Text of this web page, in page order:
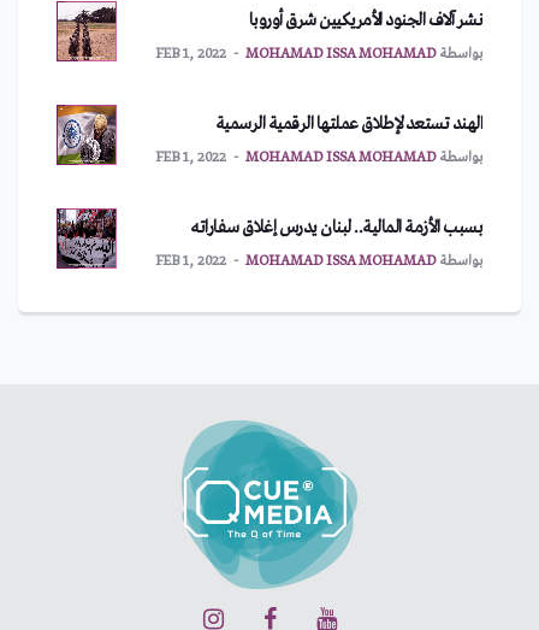
نشر آلاف الجنود الأمريكيين شرق أوروبا
بواسطةMOHAMAD ISSA MOHAMAD
FEB 1, 2022
الهند تستعد لإطلاق عملتها الرقمية الرسمية
بواسطةMOHAMAD ISSA MOHAMAD
FEB 1, 2022
بسبب الأزمة المالية.. لبنان يدرس إغلاق سفاراته
بواسطةMOHAMAD ISSA MOHAMAD
FEB 1, 2022